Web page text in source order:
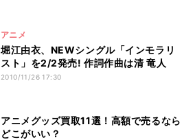
アニメ
堀江由衣、NEWシングル「インモラリ
スト」を2/2発売! 作詞作曲は清 竜人
2010/11/26 17:30
アニメグッズ買取11選！高額で売るなら
どこがいい？